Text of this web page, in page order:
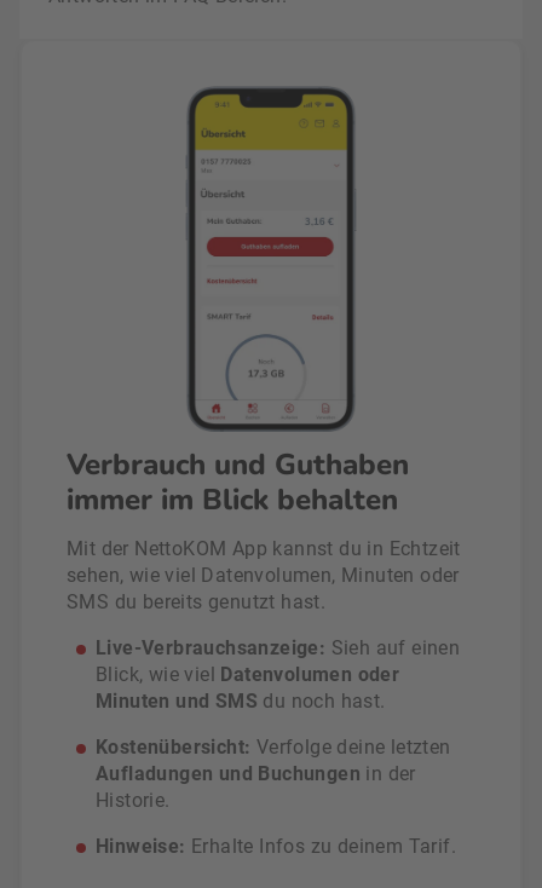
Verbrauch und Guthaben
immer im Blick behalten
Mit der NettoKOM App kannst du in Echtzeit
sehen, wie viel Datenvolumen, Minuten oder
SMS du bereits genutzt hast.
Live-Verbrauchsanzeige: Sieh auf einen
Blick, wie viel
Datenvolumen oder
Minuten und SMS du noch hast.
Kostenübersicht: Verfolge deine letzten
Aufladungen und Buchungen in der
Historie.
Hinweise: Erhalte Infos zu deinem Tarif.